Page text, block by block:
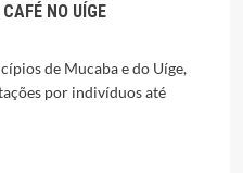
NO UÍGE
de Mucaba e do Uíge,
por indivíduos até